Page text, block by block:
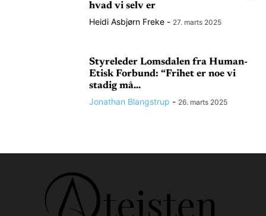
hvad vi selv er
Heidi Asbjørn Freke - 27. marts 2025
Styreleder Lomsdalen fra Human-
Etisk Forbund: “Frihet er noe vi
stadig må...
Jonathan Blangstrup - 26. marts 2025